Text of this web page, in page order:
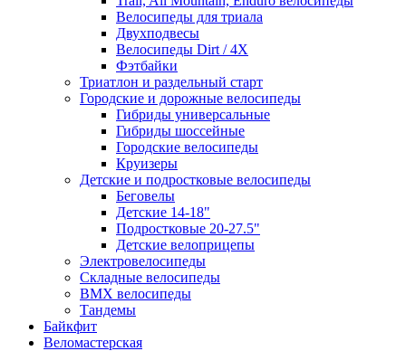
Велосипеды для триала
Двухподвесы
Велосипеды Dirt / 4X
Фэтбайки
Триатлон и раздельный старт
Городские и дорожные велосипеды
Гибриды универсальные
Гибриды шоссейные
Городские велосипеды
Круизеры
Детские и подростковые велосипеды
Беговелы
Детские 14-18"
Подростковые 20-27.5"
Детские велоприцепы
Электровелосипеды
Складные велосипеды
BMX велосипеды
Тандемы
Байкфит
Веломастерская